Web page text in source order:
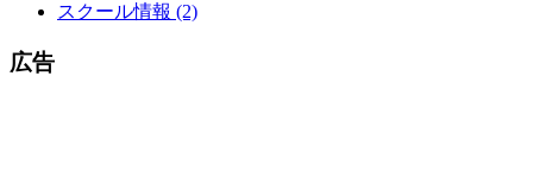
スクール情報 (2)
広告